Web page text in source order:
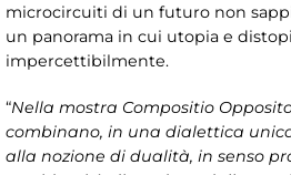
microcircuiti di un futuro non
un panorama in cui utopia e
impercettibilmente.
“Nella mostra Compositio
combinano, in una dialettica
alla nozione di dualità, in senso